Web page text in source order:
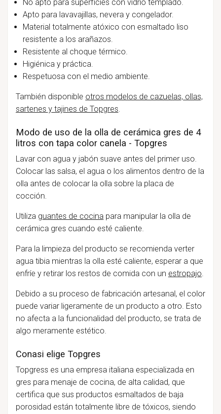
No apto para superficies con vidrio templado.
Apto para lavavajillas, nevera y congelador.
Material totalmente atóxico con esmaltado liso
resistente a los arañazos.
Resistente al choque térmico.
Higiénica y práctica.
Respetuosa con el medio ambiente.
También disponible otros modelos de cazuelas, ollas,
sartenes y tajines de Topgres.
Modo de uso de la olla de cerámica gres de 4
litros con tapa color canela - Topgres
Lavar con agua y jabón suave antes del primer uso.
Colocar las salsa, el agua o los alimentos dentro de la
olla antes de colocar la olla sobre la placa de
cocción.
Utiliza guantes de cocinapara manipular la olla de
cerámica gres cuando esté caliente.
Para la limpieza del producto se recomienda verter
agua tibia mientras la olla esté caliente, esperar a que
enfríe y retirar los restos de comida con un estropajo.
Debido a su proceso de fabricación artesanal, el color
puede variar ligeramente de un producto a otro. Esto
no afecta a la funcionalidad del producto, se trata de
algo meramente estético.
Conasi elige Topgres
Topgress es una empresa italiana especializada en
gres para menaje de cocina, de alta calidad, que
certifica que sus productos esmaltados de baja
porosidad están totalmente libre de tóxicos, siendo